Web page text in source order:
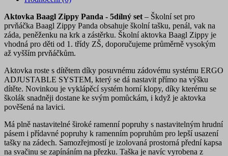
Aktovka Baagl Zippy Panda - 5dílný set – Školní set pro
prvňáčka Baagl Zippy Panda obsahuje školní tašku, penál, vak na
záda, peněženku na krk a zástěrku. Školní aktovka Baagl Zippy je
vhodná pro děti od 1. třídy ZŠ, doporučujeme průměrně vysokým
až vyšším prvňáčkům.
Aktovka roste s dítětem díky posuvnému zádovému systému ERGO
ADJUSTABLE SYSTEM, který se dá nastavit přímo na výšku
dítěte. Novinkou je vyklápěcí systém horní klopy, díky kterému se
školák snadněji dostane ke svým pomůckám, i když je aktovka
pověšená na lavici.
Má plně nastavitelné široké ramenní popruhy s nastavitelným hrudní
pásem i přídavné popruhy k ramenním popruhům pro lepší usazení
tašky na zádech. Samozřejmostí je izolovaná prostorná přední kapsa
na svačinu se zapínáním na přezku. Taška je navíc vyrobena z